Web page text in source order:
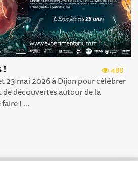
488
!
23 mai 2026 à Dijon pour célébrer
de découvertes autour de la
! ...